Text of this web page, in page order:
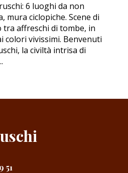
6 luoghi da non
mura ciclopiche. Scene di
affreschi di tombe, in
colori vivissimi. Benvenuti
la civiltà intrisa di
51